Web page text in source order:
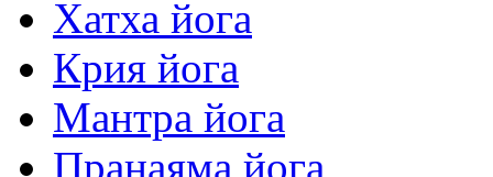
Хатха йога
Крия йога
Мантра йога
Пранаяма йога